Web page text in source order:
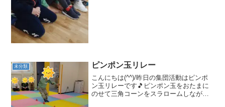
未分類 ピンポン玉リレー
こんにちは(^^)/昨日の集団活動はピンポ
ン玉リレーです🎵ピンポン玉をおたまに
のせて三角コーンをスラロームしながら